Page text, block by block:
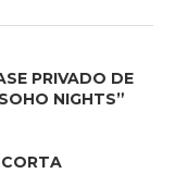
PRIVADO DE
NIGHTS”